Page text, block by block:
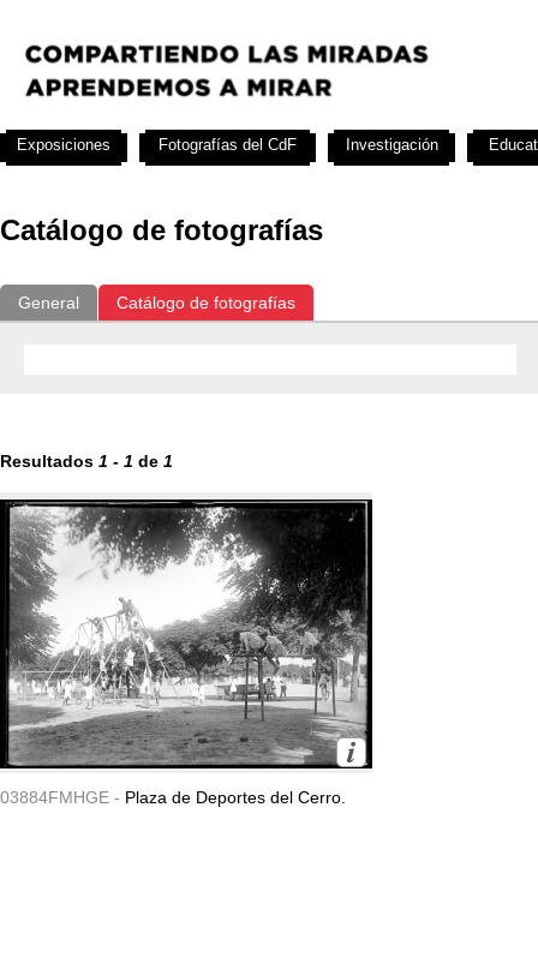
Catálogo de fotografías
General Catálogo de fotografías
Resultados 1 - 1 de 1
03884FMHGE - Plaza de Deportes del Cerro.
Exposiciones Fotografías del CdF Investigación